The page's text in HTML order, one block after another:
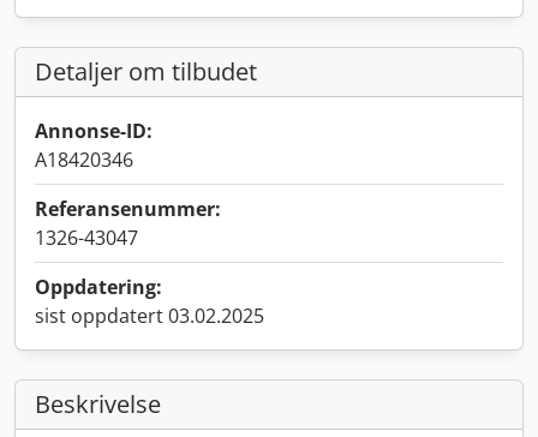
Detaljer om tilbudet
Annonse-ID:
A18420346
Referansenummer:
1326-43047
Oppdatering:
sist oppdatert 03.02.2025
Beskrivelse